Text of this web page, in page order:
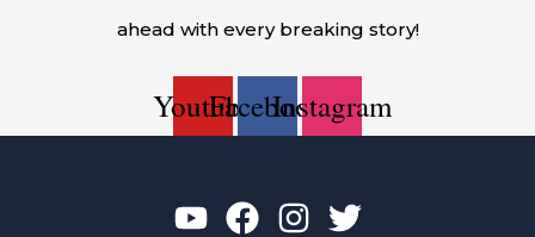
ahead with every breaking story!
YoutubeFacebookInstagram